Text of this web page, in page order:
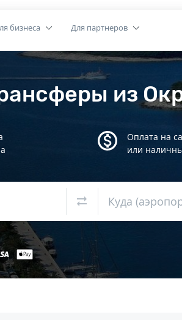
бизнеса Для партнеров
из
Оплата на
или